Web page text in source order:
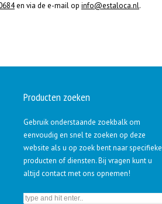
en via de e-mail op info@estaloca.nl.
Producten zoeken
Gebruik onderstaande zoekbalk om
eenvoudig en snel te zoeken op deze
website als u op zoek bent naar specifieke
producten of diensten. Bij vragen kunt u
altijd contact met ons opnemen!